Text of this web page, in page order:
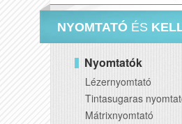
NYOMTATÓ ÉS
Nyomtatók
Lézernyomtató
Tintasugaras
Mátrixnyomtató